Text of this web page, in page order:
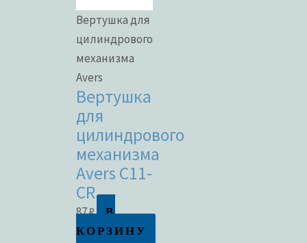
Вертушка для
цилиндрового
механизма
Avers
Вертушка
для
цилиндрового
механизма
Avers C11-
CR
87₽
В
КОРЗИНУ